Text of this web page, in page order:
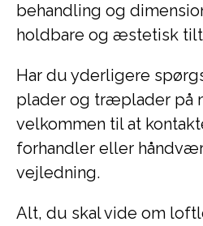
behandling og
holdbare og æstetisk
Har du yderligere
plader og træplader på
velkommen til at
forhandler eller
vejledning.
Alt, du skal vide om